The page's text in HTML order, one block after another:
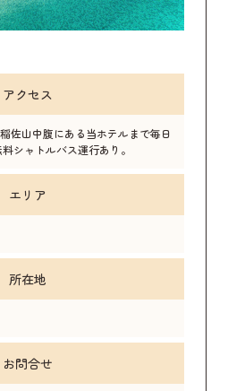
アクセス
佐山中腹にある当ホテルまで毎日
シャトルバス運行あり。
エリア
所在地
お問合せ